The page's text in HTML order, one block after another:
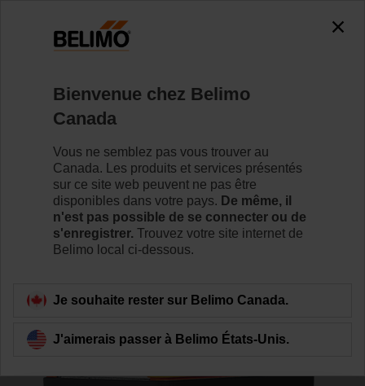
ZONE215S-35
En savoir plus
Retour à la catégorie de produits
Bienvenue chez Belimo
Canada
Vous ne semblez pas vous trouver au
Canada. Les produits et services présentés
sur ce site web peuvent ne pas être
disponibles dans votre pays. De même, il
n'est pas possible de se connecter ou de
s'enregistrer. Trouvez votre site internet de
Belimo local ci-dessous.
Je souhaite rester sur Belimo Canada.
J'aimerais passer à Belimo États-Unis.